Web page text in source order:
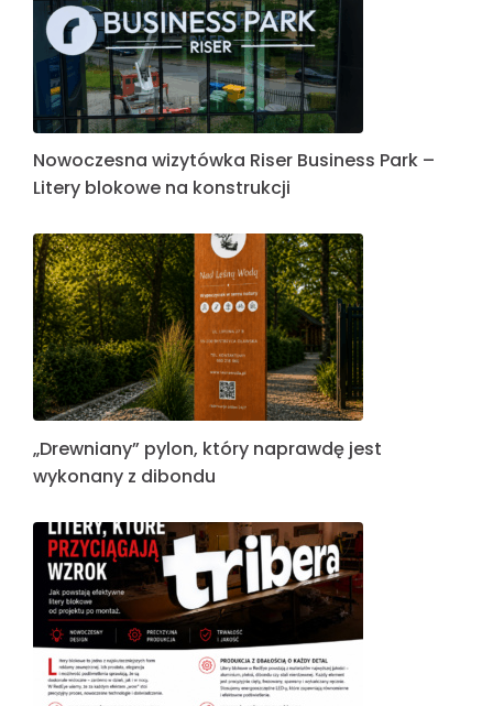
Nowoczesna wizytówka Riser Business Park –
Litery blokowe na konstrukcji
„Drewniany” pylon, który naprawdę jest
wykonany z dibondu